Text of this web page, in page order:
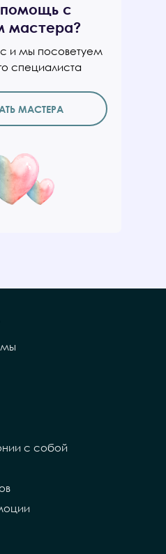
с
мастера?
и мы посоветуем
специалиста
МАСТЕРА
с собой